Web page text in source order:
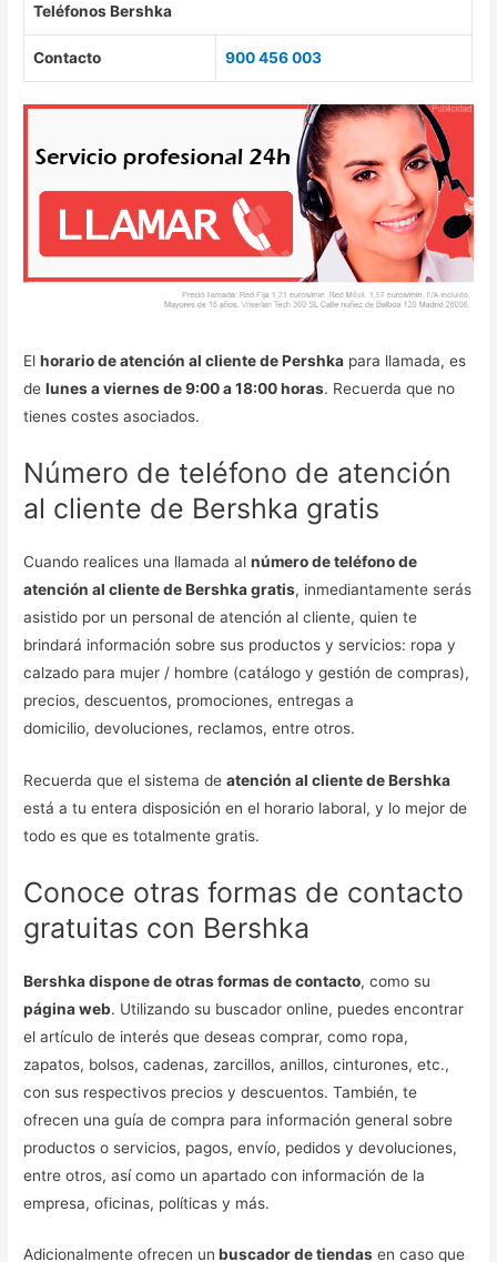
Teléfonos Bershka
Contacto 900 456 003
Elhorario de atención al cliente de Pershka para llamada, es
delunes a viernes de 9:00 a 18:00 horas. Recuerda que no
tienes costes asociados.
Número de teléfono de atención
al cliente de Bershka gratis
Cuando realices una llamada alnúmero de teléfono de
atención al cliente de Bershka gratis, inmediantamente serás
asistido por un personal de atención al cliente, quien te
brindará información sobre sus productos y servicios: ropa y
calzado para mujer / hombre (catálogo y gestión de compras),
precios, descuentos, promociones, entregas a
domicilio, devoluciones, reclamos, entre otros.
Recuerda que el sistema deatención al cliente de Bershka
está a tu entera disposición en el horario laboral, y lo mejor de
todo es que es totalmente gratis.
Conoce otras formas de contacto
gratuitas con Bershka
Bershka dispone de otras formas de contacto, como su
página web. Utilizando su buscador online, puedes encontrar
el artículo de interés que deseas comprar, como ropa,
zapatos, bolsos, cadenas, zarcillos, anillos, cinturones, etc.,
con sus respectivos precios y descuentos. También, te
ofrecen una guía de compra para información general sobre
productos o servicios, pagos, envío, pedidos y devoluciones,
entre otros, así como un apartado con información de la
empresa, oficinas, políticas y más.
Adicionalmente ofrecen un buscador de tiendas en caso que